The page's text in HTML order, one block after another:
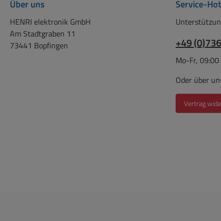
1xMetallscheibe als
Druckplatte, 2xGummiringe
zur Isolation
Prim.-Sek.
Durchmesser:
ca 32mm
Lieferung
Druckplatte,
Über uns
HENRI elektronik GmbH
Am Stadtgraben 11
73441 Bopfingen
Service-
+49
Mo-Fr,
Oder über
Vertrag